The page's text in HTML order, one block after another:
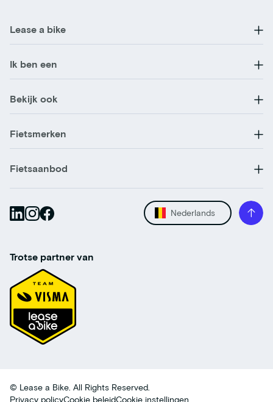
Lease a bike
Ik ben een
Bekijk ook
Fietsmerken
Fietsaanbod
Nederlands
Trotse partner van
© Lease a Bike. All Rights Reserved.
Privacy policyCookie beleidCookie instellingen